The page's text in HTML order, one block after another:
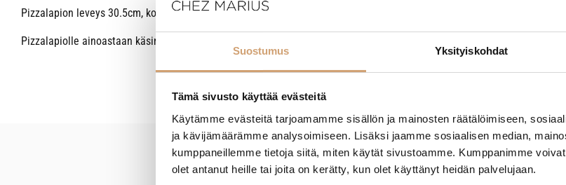
Suostumus Yksityiskohdat
Tämä sivusto käyttää evästeitä
Käytämme evästeitä tarjoamamme sisällön ja mainosten räätälöimiseen,
ja kävijämäärämme analysoimiseen. Lisäksi jaamme sosiaalisen median,
kumppaneillemme tietoja siitä, miten käytät sivustoamme. Kumppanimme
olet antanut heille tai joita on kerätty, kun olet käyttänyt heidän palvelujaan.
Pizzalapion leveys 30.5cm, koko pituus kahvan kanssa 65.5cm.
Pizzalapiolle ainoastaan käsinpesu!
- Tuotteesta ei ole vielä arvosteluja -